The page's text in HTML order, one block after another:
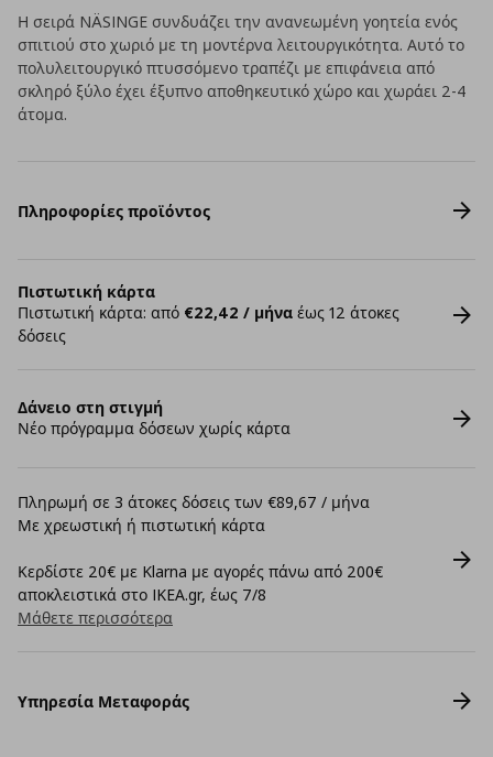
Η σειρά NÄSINGE συνδυάζει την ανανεωμένη γοητεία ενός
σπιτιού στο χωριό με τη μοντέρνα λειτουργικότητα. Αυτό το
πολυλειτουργικό πτυσσόμενο τραπέζι με επιφάνεια από
σκληρό ξύλο έχει έξυπνο αποθηκευτικό χώρο και χωράει 2-4
άτομα.
Πληροφορίες προϊόντος
Πιστωτική κάρτα
Πιστωτική κάρτα: από €22,42 / μήνα έως 12 άτοκες
δόσεις
Δάνειο στη στιγμή
Νέο πρόγραμμα δόσεων χωρίς κάρτα
Πληρωμή σε 3 άτοκες δόσεις των €89,67 / μήνα
Με χρεωστική ή πιστωτική κάρτα
Κερδίστε 20€ με Klarna με αγορές πάνω από 200€
αποκλειστικά στο IKEA.gr, έως 7/8
Μάθετε περισσότερα
Υπηρεσία Μεταφοράς